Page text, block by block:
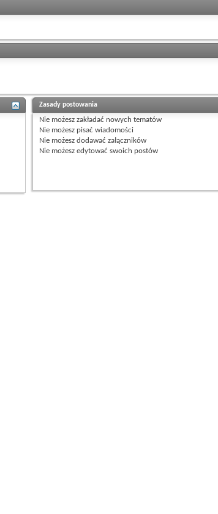
Zasady postowania
Nie możeszzakładać nowych tematów
Nie możeszpisać wiadomości
Nie możeszdodawać załączników
Nie możeszedytować swoich postów